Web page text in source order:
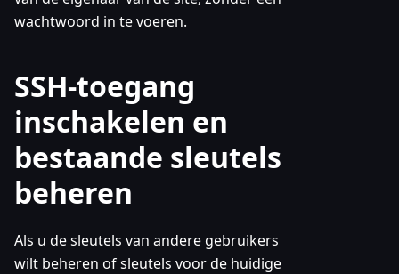
wachtwoord in te voeren.
SSH-toegang
inschakelen en
bestaande sleutels
beheren
Als u de sleutels van andere gebruikers
wilt beheren of sleutels voor de huidige